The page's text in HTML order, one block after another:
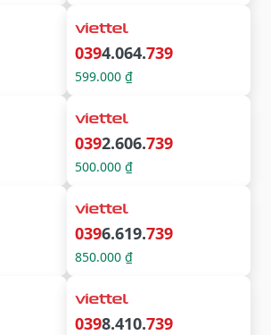
0394.064.739
599.000 ₫
0392.606.739
500.000 ₫
0396.619.739
850.000 ₫
0398.410.739